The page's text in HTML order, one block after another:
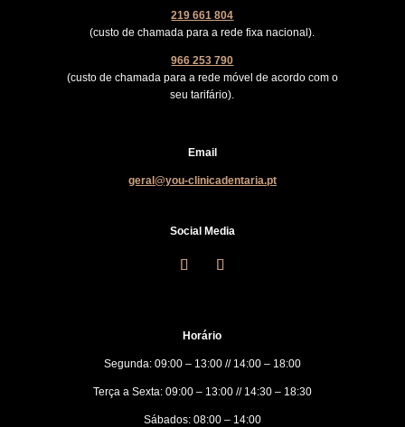
219 661 804
(custo de chamada para a rede fixa nacional).
966 253 790
(custo de chamada para a rede móvel de acordo com o
seu tarifário).
Email
geral@you-clinicadentaria.pt
Social Media
Horário
Segunda: 09:00 – 13:00 // 14:00 – 18:00
Terça a Sexta: 09:00 – 13:00 // 14:30 – 18:30
Sábados: 08:00 – 14:00